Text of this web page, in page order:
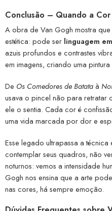
Conclusão – Quando a Cor
A obra de Van Gogh mostra
estética: pode ser linguagem
azuis profundos e contrastes
em imagens, criando uma
De Os Comedores de Batataà
usava o pincel não para retratar
ele o sentia. Cada cor é
uma vida marcada por dor e
Esse legado ultrapassa a técnica
contemplar seus quadros, não
noturnos: vemos a intensidade
Gogh nos ensina que a arte
nas cores, há sempre emoção.